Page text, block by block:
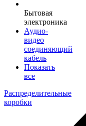
Бытовая
электроника
Аудио-
видео
соединяющий
кабель
Показать
все
Распределительные
коробки